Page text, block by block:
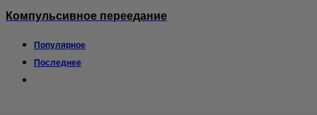
Компульсивное переедание
Популярное
Последнее